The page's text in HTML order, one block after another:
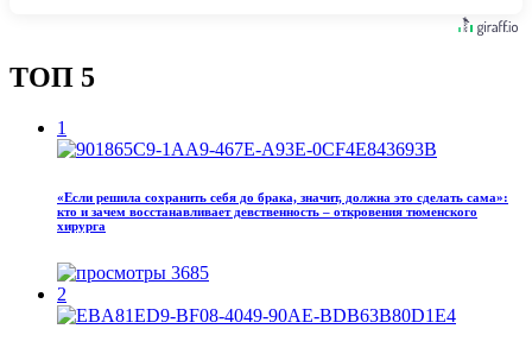
ТОП 5
1
«Если решила сохранить себя до брака, значит, должна это сделать сама»:
кто и зачем восстанавливает девственность – откровения тюменского
хирурга
3685
2